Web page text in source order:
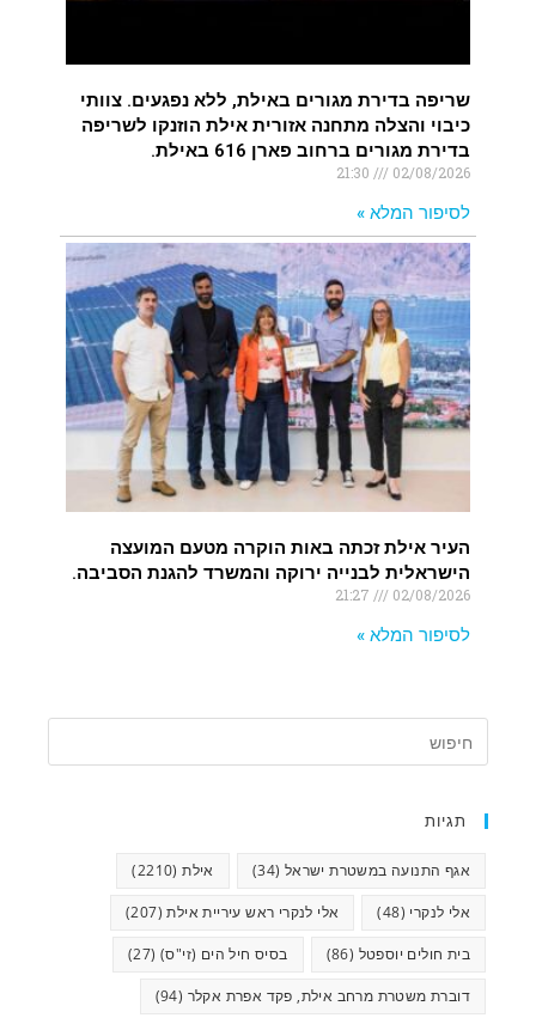
שריפה בדירת מגורים באילת, ללא נפגעים. צוותי
כיבוי והצלה מתחנה אזורית אילת הוזנקו לשריפה
בדירת מגורים ברחוב פארן 616 באילת.
02/08/2026
לסיפור המלא »
העיר אילת זכתה באות הוקרה מטעם המועצה
הישראלית לבנייה ירוקה והמשרד להגנת הסביבה.
02/08/2026
לסיפור המלא »
תגיות
אגף התנועה במשטרת ישראל (34) אילת(2210)
אלי לנקרי (48) אלי לנקרי ראש עיריית אילת(207)
בית חולים יוספטל (86) בסיס חיל הים (זי"ס) (27)
דוברת משטרת מרחב אילת, פקד אפרת אקלר (94)